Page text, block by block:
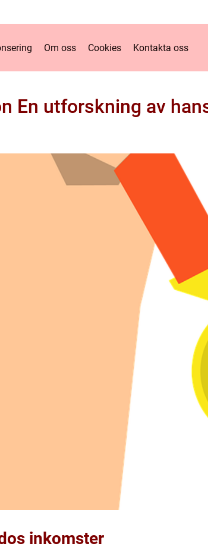
Om oss Cookies Kontakta oss
En utforskning av
inkomster